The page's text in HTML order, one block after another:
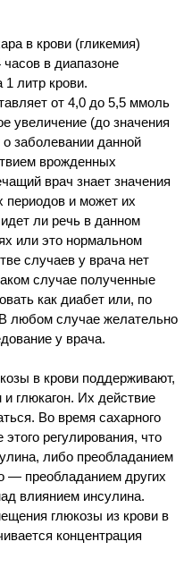
в крови (гликемия)
в диапазоне
литр крови.
от 4,0 до 5,5 ммоль
увеличение (до значения
о заболевании данной
врожденных
врач знает значения
периодов и может их
ли речь в данном
или это нормальном
случаев у врача нет
случае полученные
как диабет или, по
любом случае желательно
у врача.
в крови поддерживают,
глюкагон. Их действие
Во время сахарного
регулирования, что
либо преобладанием
— преобладанием других
влиянием инсулина.
глюкозы из крови в
концентрация